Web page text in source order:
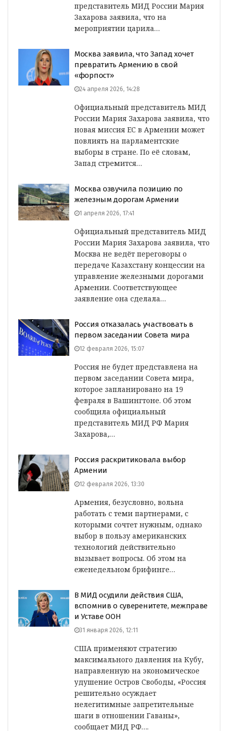
представитель МИД России Мария
Захарова заявила, что на
мероприятии царила…
Москва заявила, что Запад хочет
превратить Армению в свой
«форпост»
24 апреля 2026, 14:28
Официальный представитель МИД
России Мария Захарова заявила, что
новая миссия ЕС в Армении может
повлиять на парламентские
выборы в стране. По её словам,
Запад стремится…
Москва озвучила позицию по
железным дорогам Армении
1 апреля 2026, 17:41
Официальный представитель МИД
России Мария Захарова заявила, что
Москва не ведёт переговоры о
передаче Казахстану концессии на
управление железными дорогами
Армении. Соответствующее
заявление она сделала…
Россия отказалась участвовать в
первом заседании Совета мира
12 февраля 2026, 15:07
Россия не будет представлена на
первом заседании Совета мира,
которое запланировано на 19
февраля в Вашингтоне. Об этом
сообщила официальный
представитель МИД РФ Мария
Захарова,…
Россия раскритиковала выбор
Армении
12 февраля 2026, 13:30
Армения, безусловно, вольна
работать с теми партнерами, с
которыми сочтет нужным, однако
выбор в пользу американских
технологий действительно
вызывает вопросы. Об этом на
еженедельном брифинге…
В МИД осудили действия США,
вспомнив о суверенитете, межправе
и Уставе ООН
31 января 2026, 12:11
США применяют стратегию
максимального давления на Кубу,
направленную на экономическое
удушение Остров Свободы, «Россия
решительно осуждает
нелегитимные запретительные
шаги в отношении Гаваны»,
сообщает МИД РФ….